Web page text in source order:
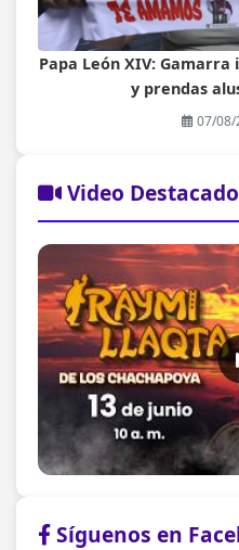
Papa León XIV:
y prendas
07/08/
Video Destacado
Síguenos en